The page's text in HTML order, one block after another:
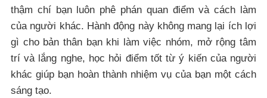
thậm chí bạn luôn phê phán quan điểm và cách làm
của người khác. Hành động này không mang lại ích lợi
gì cho bản thân bạn khi làm việc nhóm, mở rộng tâm
trí và lắng nghe, học hỏi điểm tốt từ ý kiến của người
khác giúp bạn hoàn thành nhiệm vụ của bạn một cách
sáng tạo.